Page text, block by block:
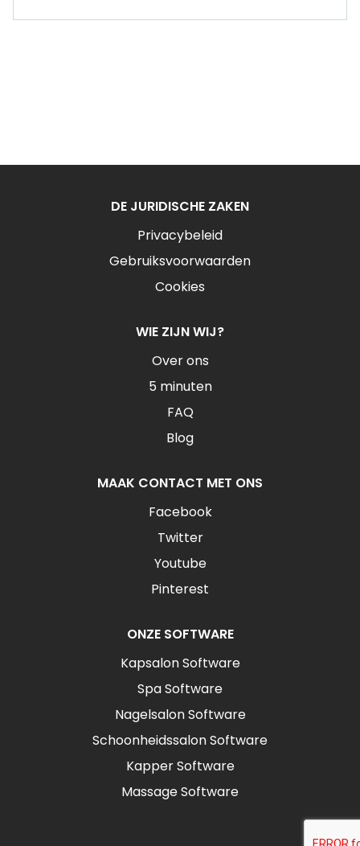
DE JURIDISCHE ZAKEN
Privacybeleid
Gebruiksvoorwaarden
Cookies
WIE ZIJN WIJ?
Over ons
5 minuten
FAQ
Blog
MAAK CONTACT MET ONS
Facebook
Twitter
Youtube
Pinterest
ONZE SOFTWARE
Kapsalon Software
Spa Software
Nagelsalon Software
Schoonheidssalon Software
Kapper Software
Massage Software